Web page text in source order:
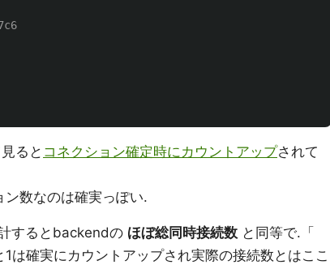
ると コネクション確定時にカウントアップされて
数なのは確実っぽい.
するとbackendの ほぼ総同時接続数 と同等で.「
確実にカウントアップされ実際の接続数とはここ